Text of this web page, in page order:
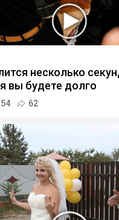
несколько
вы будете долго
54 62